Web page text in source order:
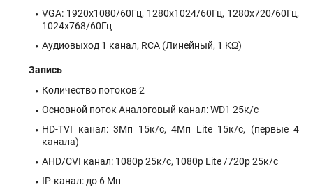
VGA: 1920x1080/60Гц, 1280x1024/60Гц, 1280x720/60Гц,
1024x768/60Гц
Аудиовыход 1 канал, RCA (Линейный, 1 KΩ)
Запись
Количество потоков 2
Основной поток Аналоговый канал: WD1 25к/с
HD-TVI канал: 3Мп 15к/с, 4Мп Lite 15к/с, (первые 4
канала)
AHD/CVI канал: 1080p 25к/с, 1080p Lite /720p 25к/с
IP-канал: до 6 Мп